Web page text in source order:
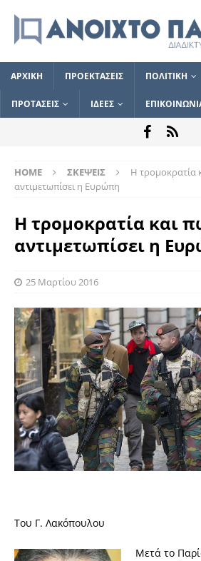
ΑΡΧΙΚΗ ΠΡΟΕΚΤΑΣΕΙΣ ΠΟΛΙΤΙΚΗ
ΠΡΟΤΑΣΕΙΣ ΙΔΕΕΣ
HOME ΣΚΕΨΕΙΣ
Η τρομοκρατία
αντιμετωπίσει η Ευρώπη
Η τρομοκρατία και
αντιμετωπίσει η
25 Μαρτίου 2016
Toυ Γ. Λακόπουλου
Μετά το